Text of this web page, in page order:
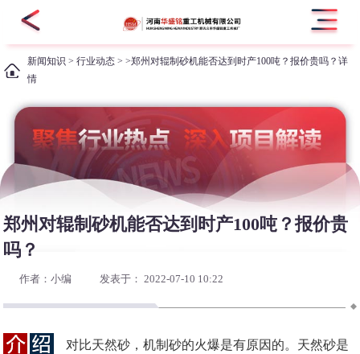
新闻知识 >行业动态 > >郑州对辊制砂机能否达到时产100吨？报价贵吗？详
情
郑州对辊制砂机能否达到时产100吨？报价贵
吗？
作者：小编 发表于： 2022-07-10 10:22
对比天然砂，机制砂的火爆是有原因的。天然砂是